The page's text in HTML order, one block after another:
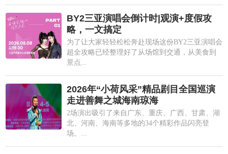
BY2三亚演唱会倒计时|观演+度假攻
略，一文搞定
为了让大家轻轻松松奔赴现场这份BY2三亚演唱会
超全攻略已经整理好了从场馆到交通，从美食到
景点...
2026年“小荷风采”精品剧目全国巡演
走进善舞之城海南琼海
2场演出吸引了来自广东、重庆、广西、甘肃、湖
北、河南、海南等多地的34个精彩作品闪亮登
场。...